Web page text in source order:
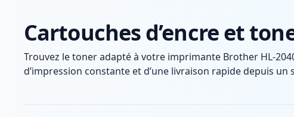
Cartouches d’encre et
Trouvez le toner adapté à votre imprimante Brother HL-
d’impression constante et d’une livraison rapide depuis un